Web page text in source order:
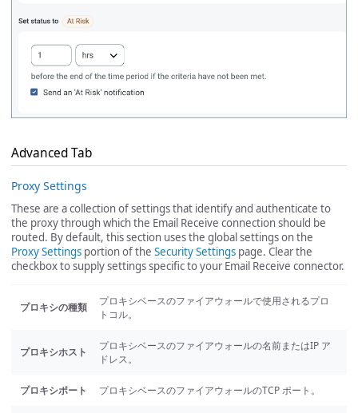
Advanced Tab
Proxy Settings
These are a collection of settings that identify and authenticate to
the proxy through which the Email Receive connection should be
routed. By default, this section uses the global settings on the
Proxy Settings portion of the Security Settings page. Clear the
checkbox to supply settings specific to your Email Receive connector.
プロキシの種類
プロキシベースのファイアウォールで使用されるプロ
トコル。
プロキシホスト
プロキシベースのファイアウォールの名前またはIP ア
ドレス。
プロキシポート プロキシベースのファイアウォールのTCP ポート。